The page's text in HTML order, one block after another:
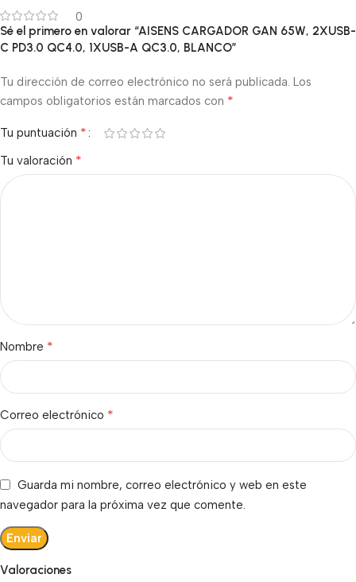
0
Valoraciones
Sé el primero en valorar “AISENS CARGADOR GAN 65W, 2XUSB-
C PD3.0 QC4.0, 1XUSB-A QC3.0, BLANCO”
Tu dirección de correo electrónico no será publicada. Los
campos obligatorios están marcados con *
Tu puntuación *
Tu valoración *
Nombre *
Correo electrónico *
Guarda mi nombre, correo electrónico y web en este
navegador para la próxima vez que comente.